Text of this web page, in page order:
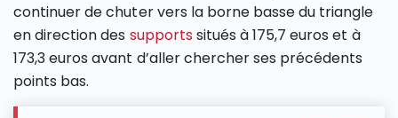
continuer de chuter vers la borne basse du triangle
en direction des supports situés à 175,7 euros et à
173,3 euros avant d’aller chercher ses précédents
points bas.